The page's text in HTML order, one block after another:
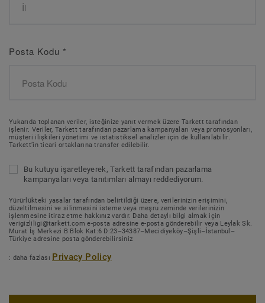
Posta Kodu *
Yukarıda toplanan veriler, isteğinize yanıt vermek üzere Tarkett tarafından
işlenir. Veriler, Tarkett tarafından pazarlama kampanyaları veya promosyonları,
müşteri ilişkileri yönetimi ve istatistiksel analizler için de kullanılabilir.
Tarkett’in ticari ortaklarına transfer edilebilir.
Bu kutuyu işaretleyerek, Tarkett tarafından pazarlama
kampanyaları veya tanıtımları almayı reddediyorum.
Yürürlükteki yasalar tarafından belirtildiği üzere, verilerinizin erişimini,
düzeltilmesini ve silinmesini isteme veya meşru zeminde verilerinizin
işlenmesine itiraz etme hakkınız vardır. Daha detaylı bilgi almak için
verigizliligi@tarkett.com e-posta adresine e-posta gönderebilir veya Leylak Sk.
Murat İş Merkezi B Blok Kat:6 D:23–34387–Mecidiyeköy–Şişli–İstanbul–
Türkiye adresine posta gönderebilirsiniz
: daha fazlası Privacy Policy